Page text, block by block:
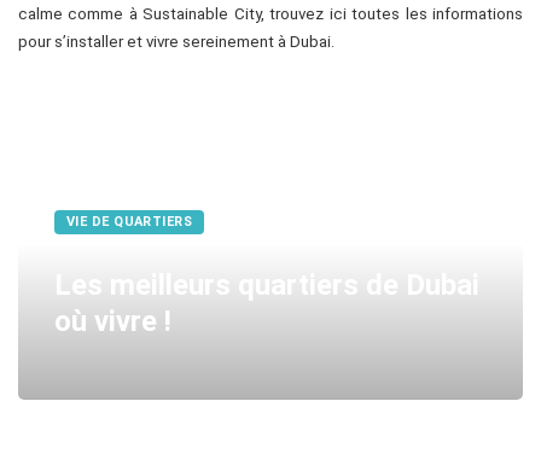
calme comme à Sustainable City, trouvez ici toutes les informations
pour s’installer et vivre sereinement à Dubai.
VIE DE QUARTIERS
Les meilleurs quartiers de Dubai
où vivre !